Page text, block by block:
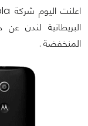
البريطانية لندن
المنخفضة .